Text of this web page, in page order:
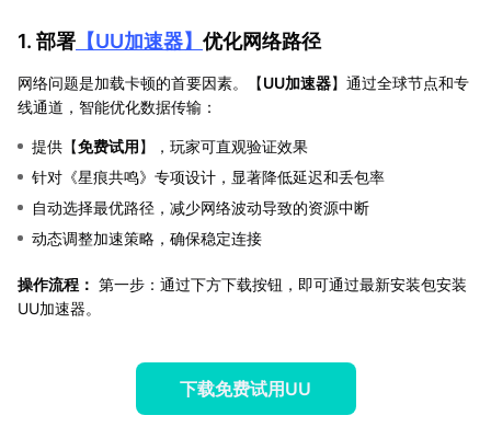
1. 部署 【UU加速器】 优化网络路径
网络问题是加载卡顿的首要因素。【UU加速器】通过全球节点和专
线通道，智能优化数据传输：
提供【免费试用】，玩家可直观验证效果
针对《星痕共鸣》专项设计，显著降低延迟和丢包率
自动选择最优路径，减少网络波动导致的资源中断
动态调整加速策略，确保稳定连接
操作流程： 第一步：通过下方下载按钮，即可通过最新安装包安装
UU加速器。
下载免费试用UU